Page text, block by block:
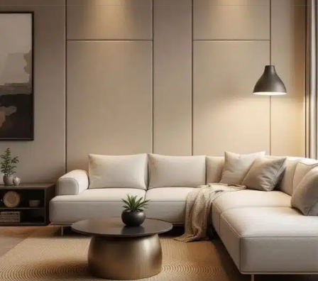
الديكور الداخلي بالكامل؟
يمكنك أن تمتلك أغلى قطع الأثاث، وتختار أرقى أنواع الأقمشة، وتنتقي
لوحة ألوان منسجمة بعناية فائقة. يمكنك أن تفعل كل شيء “صحيح” وفقًا
فتشعر أن هناك شيئًا مفقودًا، شيئًا باهتًا، روحًا غائبة. هذا العنصر الخفي،
البطل الذي غالبًا ما يتم تجاهله حتى اللحظة الأخيرة، هو الإضاءة.
الإضاءة ليست مجرد أداة وظيفية لطرد الظلام؛ إنها الفرشاة التي
يستخدمها المصمم لنحت الفراغات، وتلوين الأجواء، وبث الحياة في كل
زاوية. إنها العنصر الذي يمكنه أن يجعل غرفة صغيرة تبدو واسعة، أو يجعل
سقفًا منخفضًا يبدو شامخًا. هي التي تبرز جمال قطعة فنية وتخفي
العيوب، وهي التي تحول منزلاً من مجرد مأوى إلى ملاذ دافئ ينبض
بالحياة. إن فهمأهمية الإضاءة في تحسين الديكور الداخلي
هو الخطوة